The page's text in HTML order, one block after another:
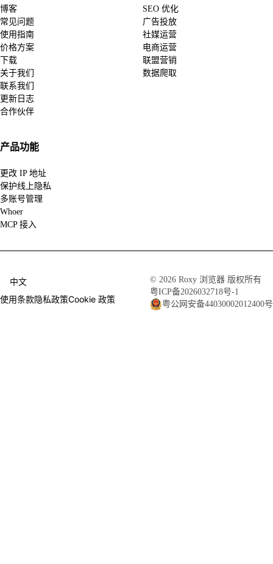
博客
常见问题
使用指南
价格方案
下载
关于我们
联系我们
更新日志
合作伙伴
SEO 优化
广告投放
社媒运营
电商运营
联盟营销
数据爬取
产品功能
更改 IP 地址
保护线上隐私
多账号管理
Whoer
MCP 接入
中文
使用条款隐私政策Cookie 政策
© 2026 Roxy 浏览器 版权所有
粤ICP备2026032718号-1
粤公网安备44030002012400号